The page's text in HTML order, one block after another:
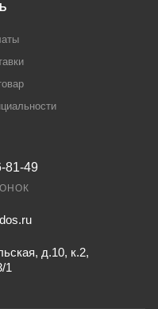
81-49
д.10, к.2,
1